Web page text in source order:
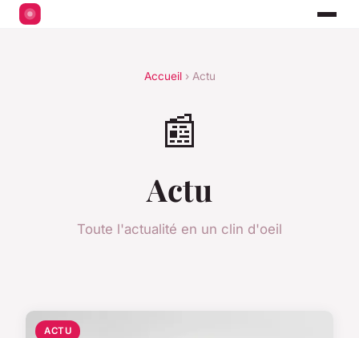
Accueil› Actu
📰
Actu
Toute l'actualité en un clin d'oeil
ACTU